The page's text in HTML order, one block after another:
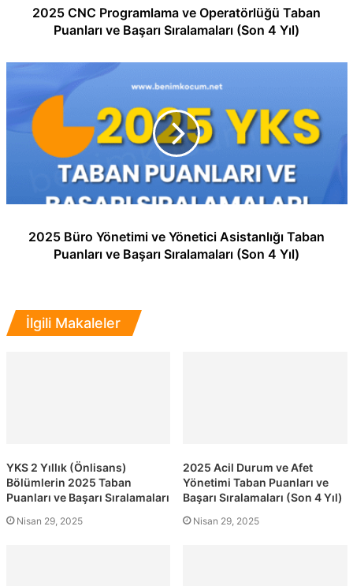
2025 CNC Programlama ve Operatörlüğü Taban
Puanları ve Başarı Sıralamaları (Son 4 Yıl)
2025 Büro Yönetimi ve Yönetici Asistanlığı Taban
Puanları ve Başarı Sıralamaları (Son 4 Yıl)
İlgili Makaleler
YKS 2 Yıllık (Önlisans)
Bölümlerin 2025 Taban
Puanları ve Başarı Sıralamaları
Nisan 29, 2025
2025 Acil Durum ve Afet
Yönetimi Taban Puanları ve
Başarı Sıralamaları (Son 4 Yıl)
Nisan 29, 2025